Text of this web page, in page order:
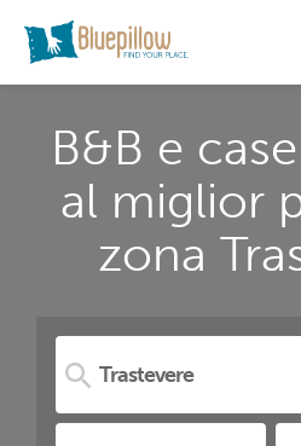
B&B e
al miglior
zona